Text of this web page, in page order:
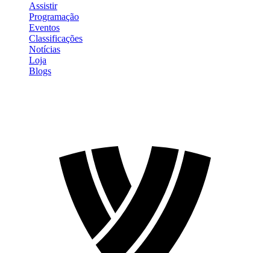
Assistir
Programação
Eventos
Classificações
Notícias
Loja
Blogs